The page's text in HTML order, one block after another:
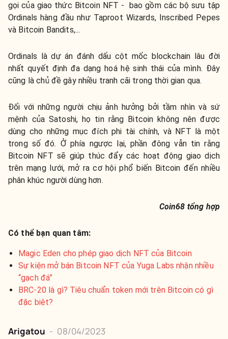
gọi của giao thức Bitcoin NFT - bao gồm các bộ sưu tập
Ordinals hàng đầu như Taproot Wizards, Inscribed Pepes
và Bitcoin Bandits,...
Ordinals là dự án đánh dấu cột mốc blockchain lâu đời
nhất quyết định đa dạng hoá hệ sinh thái của mình. Đây
cũng là chủ đề gây nhiều tranh cãi trong thời gian qua.
Đối với những người chịu ảnh hưởng bởi tầm nhìn và sứ
mệnh của Satoshi, họ tin rằng Bitcoin không nên được
dùng cho những mục đích phi tài chính, và NFT là một
trong số đó. Ở phía ngược lại, phần đông vẫn tin rằng
Bitcoin NFT sẽ giúp thúc đẩy các hoạt động giao dịch
trên mạng lưới, mở ra cơ hội phổ biến Bitcoin đến nhiều
phân khúc người dùng hơn.
Coin68 tổng hợp
Có thể bạn quan tâm:
Magic Eden cho phép giao dịch NFT của Bitcoin
Sự kiện mở bán Bitcoin NFT của Yuga Labs nhận nhiều
“gạch đá”
BRC-20 là gì? Tiêu chuẩn token mới trên Bitcoin có gì
đặc biệt?
Arigatou - 08/04/2023